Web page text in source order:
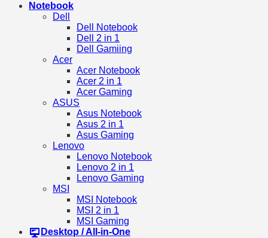
Notebook
Dell
Dell Notebook
Dell 2 in 1
Dell Gamiing
Acer
Acer Notebook
Acer 2 in 1
Acer Gaming
ASUS
Asus Notebook
Asus 2 in 1
Asus Gaming
Lenovo
Lenovo Notebook
Lenovo 2 in 1
Lenovo Gaming
MSI
MSI Notebook
MSI 2 in 1
MSI Gaming
Desktop / All-in-One